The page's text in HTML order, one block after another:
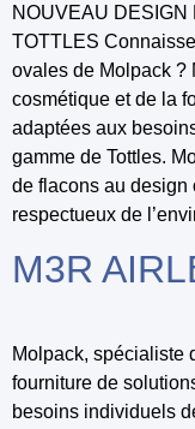
NOUVEAU DESIGN
TOTTLES
ovales de Molpack ?
cosmétique et de la
adaptées aux
gamme de Tottles.
de flacons au design
respectueux de
M3R
Molpack, spécialiste
fourniture de
besoins individuels